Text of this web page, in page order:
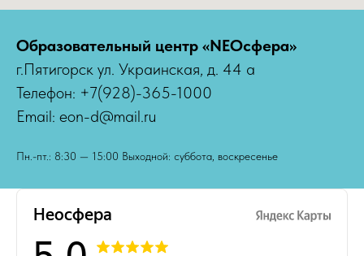
Образовательный центр «NEOсфера»
г.Пятигорск ул. Украинская, д. 44 а
Телефон: +7(928)-365-1000
Email: eon-d@mail.ru
Пн.-пт.: 8:30 — 15:00 Выходной: суббота, воскресенье